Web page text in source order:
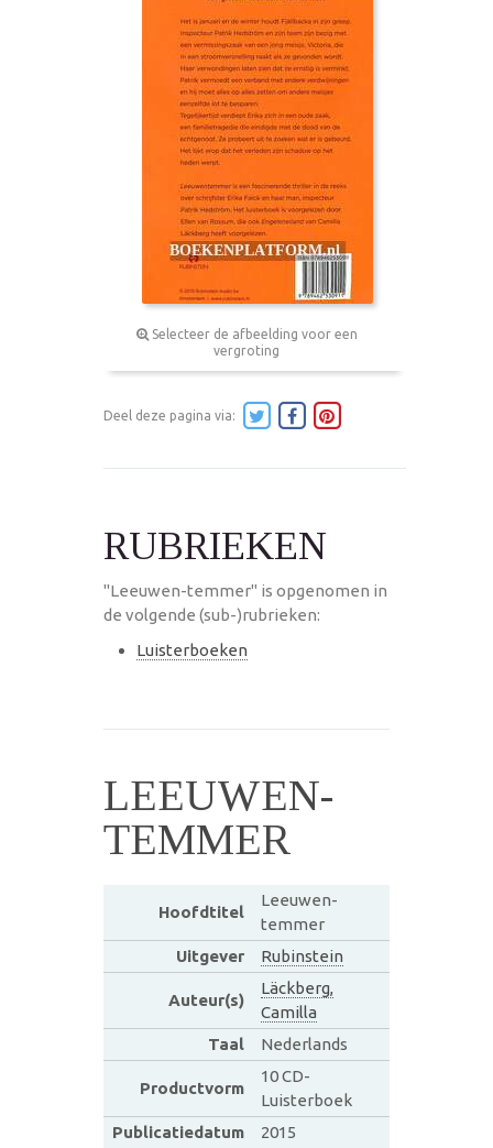
Selecteer de afbeelding voor een
vergroting
Deel deze pagina via:
RUBRIEKEN
"Leeuwen-temmer" is opgenomen in
de volgende (sub-)rubrieken:
Luisterboeken
LEEUWEN-
TEMMER
Hoofdtitel
Leeuwen-
temmer
Uitgever
Rubinstein
Auteur(s)
Läckberg,
Camilla
Taal
Nederlands
Productvorm
10 CD-
Luisterboek
Publicatiedatum
2015